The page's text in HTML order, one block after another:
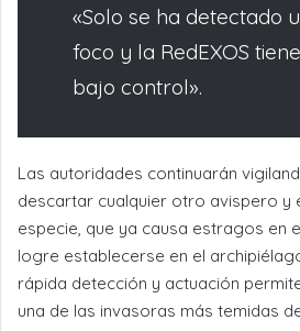
«Solo se ha detectado
foco y la RedEXOS
bajo control».
Las autoridades continuarán
descartar cualquier otro avispero y
especie, que ya causa estragos en
logre establecerse en el
rápida detección y actuación
una de las invasoras más temidas